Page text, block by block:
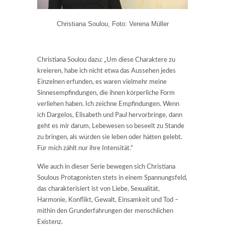
Christiana Soulou, Foto: Verena Müller
Christiana Soulou dazu: „Um diese Charaktere zu
kreieren, habe ich nicht etwa das Aussehen jedes
Einzelnen erfunden, es waren vielmehr meine
Sinnesempfindungen, die ihnen körperliche Form
verliehen haben. Ich zeichne Empfindungen. Wenn
ich Dargelos, Elisabeth und Paul hervorbringe, dann
geht es mir darum, Lebewesen so beseelt zu Stande
zu bringen, als würden sie leben oder hätten gelebt.
Für mich zählt nur ihre Intensität.“
Wie auch in dieser Serie bewegen sich Christiana
Soulous Protagonisten stets in einem Spannungsfeld,
das charakterisiert ist von Liebe, Sexualität,
Harmonie, Konflikt, Gewalt, Einsamkeit und Tod –
mithin den Grunderfahrungen der menschlichen
Existenz.